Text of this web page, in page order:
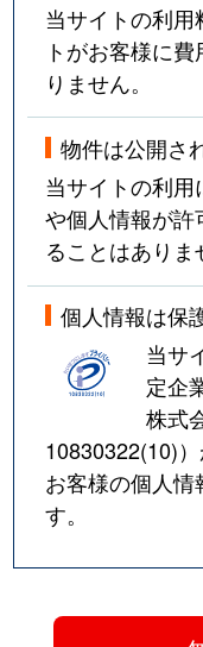
当サイトの利用
トがお客様に
りません。
物件は公開さ
当サイトの利
や個人情報が
ることはありま
個人情報は保
当サ
定企
株式
10830322(10)
お客様の個人情
す。